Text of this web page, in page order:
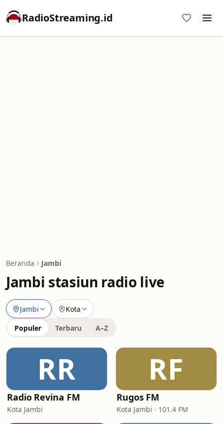
RadioStreaming.id
Beranda Jambi
Jambi stasiun radio live
Jambi Kota
Populer Terbaru A–Z
RR
Radio Revina FM
Kota Jambi
RF
Rugos FM
Kota Jambi · 101.4 FM